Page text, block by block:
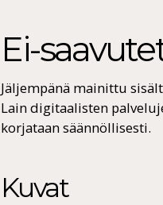
Ei-
Jäljempänä mainittu
Lain digitaalisten
korjataan säännöllisesti.
Kuvat